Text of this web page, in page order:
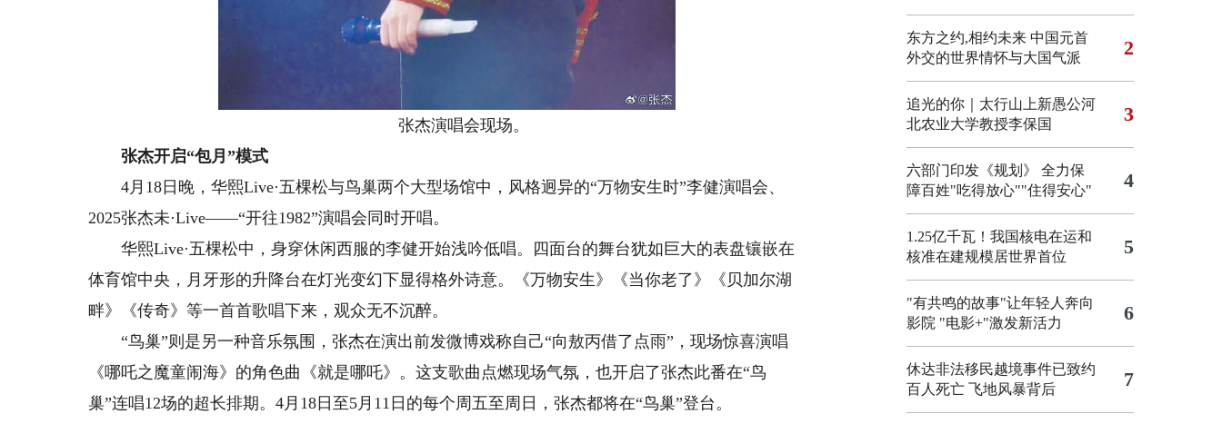
张杰演唱会现场。
张杰开启“包月”模式
4月18日晚，华熙Live·五棵松与鸟巢两个大型场馆中，风格迥异的“万物安生时”李健演唱会、
2025张杰未·Live——“开往1982”演唱会同时开唱。
华熙Live·五棵松中，身穿休闲西服的李健开始浅吟低唱。四面台的舞台犹如巨大的表盘镶嵌在
体育馆中央，月牙形的升降台在灯光变幻下显得格外诗意。《万物安生》《当你老了》《贝加尔湖
畔》《传奇》等一首首歌唱下来，观众无不沉醉。
“鸟巢”则是另一种音乐氛围，张杰在演出前发微博戏称自己“向敖丙借了点雨”，现场惊喜演唱
《哪吒之魔童闹海》的角色曲《就是哪吒》。这支歌曲点燃现场气氛，也开启了张杰此番在“鸟
巢”连唱12场的超长排期。4月18日至5月11日的每个周五至周日，张杰都将在“鸟巢”登台。
东方之约,相约未来 中国元首
外交的世界情怀与大国气派
2
追光的你｜太行山上新愚公河
北农业大学教授李保国
3
六部门印发《规划》 全力保
障百姓"吃得放心""住得安心"
4
1.25亿千瓦！我国核电在运和
核准在建规模居世界首位
5
"有共鸣的故事"让年轻人奔向
影院 "电影+"激发新活力 6
休达非法移民越境事件已致约
百人死亡 飞地风暴背后 7